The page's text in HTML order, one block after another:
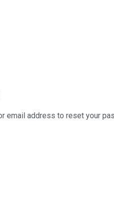
email address to reset your